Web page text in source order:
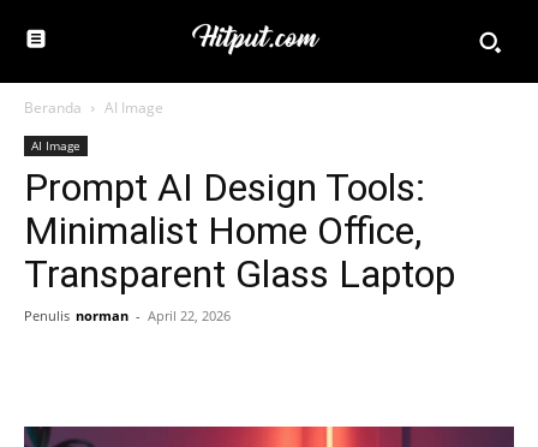
Beranda AI Image
AI Image
Prompt AI Design Tools:
Minimalist Home Office,
Transparent Glass Laptop
Penulis norman - April 22, 2026